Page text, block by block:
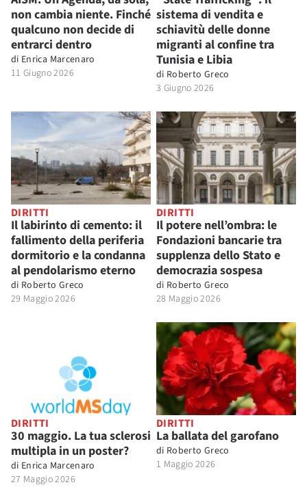
non cambia niente. Finché
qualcuno non decide di
entrarci dentro
di Enrica Marcenaro
11 Giugno 2026
sistema di vendita e
schiavitù delle donne
migranti al confine tra
Tunisia e Libia
di Roberto Greco
3 Giugno 2026
DIRITTI
Il labirinto di cemento: il
fallimento della periferia
dormitorio e la condanna
al pendolarismo eterno
di Roberto Greco
29 Maggio 2026
DIRITTI
Il potere nell’ombra: le
Fondazioni bancarie tra
supplenza dello Stato e
democrazia sospesa
di Roberto Greco
28 Maggio 2026
DIRITTI
30 maggio. La tua sclerosi
multipla in un poster?
di Enrica Marcenaro
27 Maggio 2026
DIRITTI
La ballata del garofano
di Roberto Greco
1 Maggio 2026